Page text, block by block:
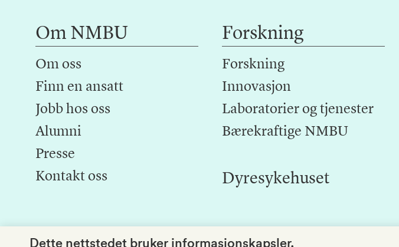
Om NMBU
Om oss
Finn en ansatt
Jobb hos oss
Alumni
Presse
Kontakt oss
Forskning
Forskning
Innovasjon
Laboratorier og tjenester
Bærekraftige NMBU
Dyresykehuset
Dette nettstedet bruker informasjonskapsler.